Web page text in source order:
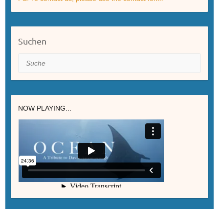
Suchen
Suche
NOW PLAYING...